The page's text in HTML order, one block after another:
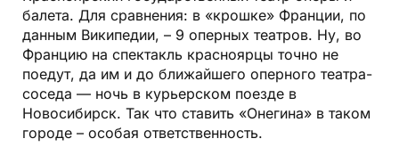
балета. Для сравнения: в «крошке» Франции, по
данным Википедии, – 9 оперных театров. Ну, во
Францию на спектакль красноярцы точно не
поедут, да им и до ближайшего оперного театра-
соседа — ночь в курьерском поезде в
Новосибирск. Так что ставить «Онегина» в таком
городе – особая ответственность.